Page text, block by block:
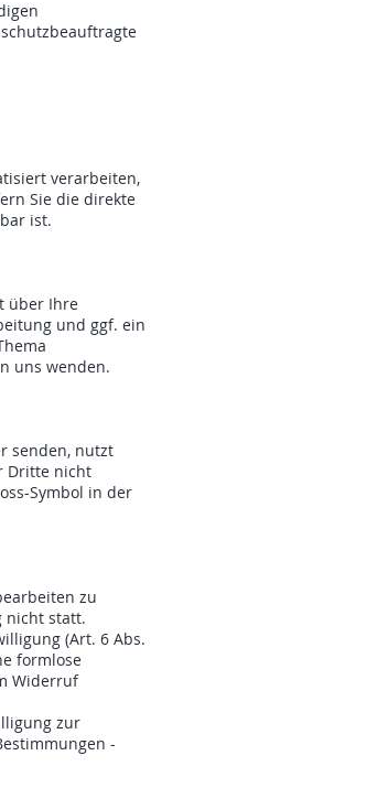
verarbeiten,
Sie die direkte
ist.
über Ihre
und ggf. ein
uns wenden.
senden, nutzt
Dritte nicht
Symbol in der
zu
nicht statt.
(Art. 6 Abs.
formlose
Widerruf
zur
-